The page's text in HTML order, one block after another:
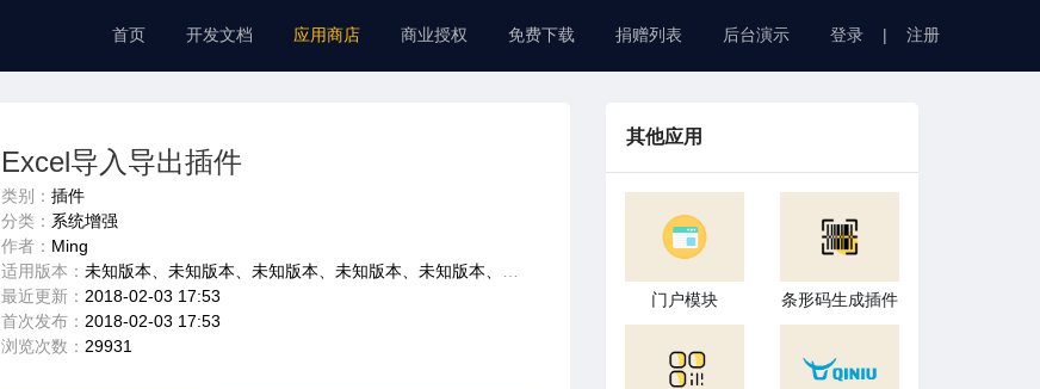
首页 开发文档 应用商店 商业授权 免费下载 捐赠列表 后台演示 登录 | 注册
Excel导入导出插件
类别： 插件
分类： 系统增强
作者： Ming
适用版本： 未知版本、未知版本、未知版本、未知版本、未知版本、未知版本、未知版本、未知版本、未知版本、未知版本
最近更新： 2018-02-03 17:53
首次发布： 2018-02-03 17:53
浏览次数： 29931
其他应用
门户模块 条形码生成插件